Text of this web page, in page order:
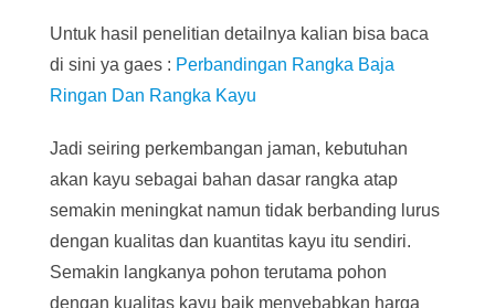
Untuk hasil penelitian detailnya kalian bisa baca
di sini ya gaes : Perbandingan Rangka Baja
Ringan Dan Rangka Kayu
Jadi seiring perkembangan jaman, kebutuhan
akan kayu sebagai bahan dasar rangka atap
semakin meningkat namun tidak berbanding lurus
dengan kualitas dan kuantitas kayu itu sendiri.
Semakin langkanya pohon terutama pohon
dengan kualitas kayu baik menyebabkan harga